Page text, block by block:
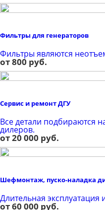
Фильтры для генераторов
Фильтры являются
от 800 руб.
Сервис и ремонт ДГУ
Все детали подбираются
дилеров.
от 20 000 руб.
Шефмонтаж, пуско-наладка
Длительная эксплуатация
от 60 000 руб.